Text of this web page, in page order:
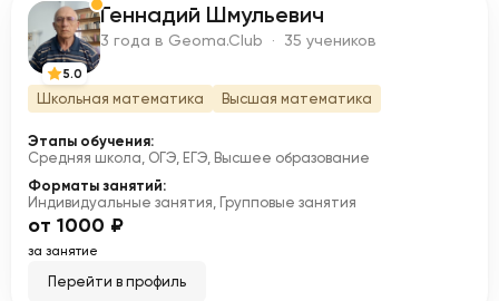
Г
5.0
Геннадий Шмульевич
3 года в Geoma.Club · 35 учеников
Школьная математика Высшая математика
Этапы обучения:
Средняя школа, ОГЭ, ЕГЭ, Высшее образование
Форматы занятий:
Индивидуальные занятия, Групповые занятия
от 1000 ₽
за занятие
Перейти в профиль